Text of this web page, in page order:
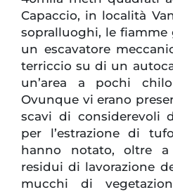
Capaccio, in località
sopralluoghi, le
un escavatore
terriccio su di un
un’area a pochi
Ovunque vi erano
scavi di considerevoli
per l’estrazione di
hanno notato, oltre
residui di lavorazione
mucchi di